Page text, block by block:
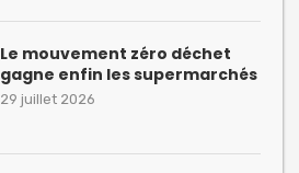
Le mouvement zéro déchet
gagne enfin les supermarchés
29 juillet 2026